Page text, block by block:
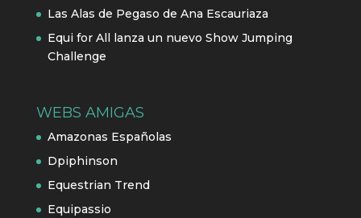
Las Alas de Pegaso de Ana Escauriaza
Equi for All lanza un nuevo Show Jumping
Challenge
WEBS AMIGAS
Amazonas Españolas
Dpiphinson
Equestrian Trend
Equipassio